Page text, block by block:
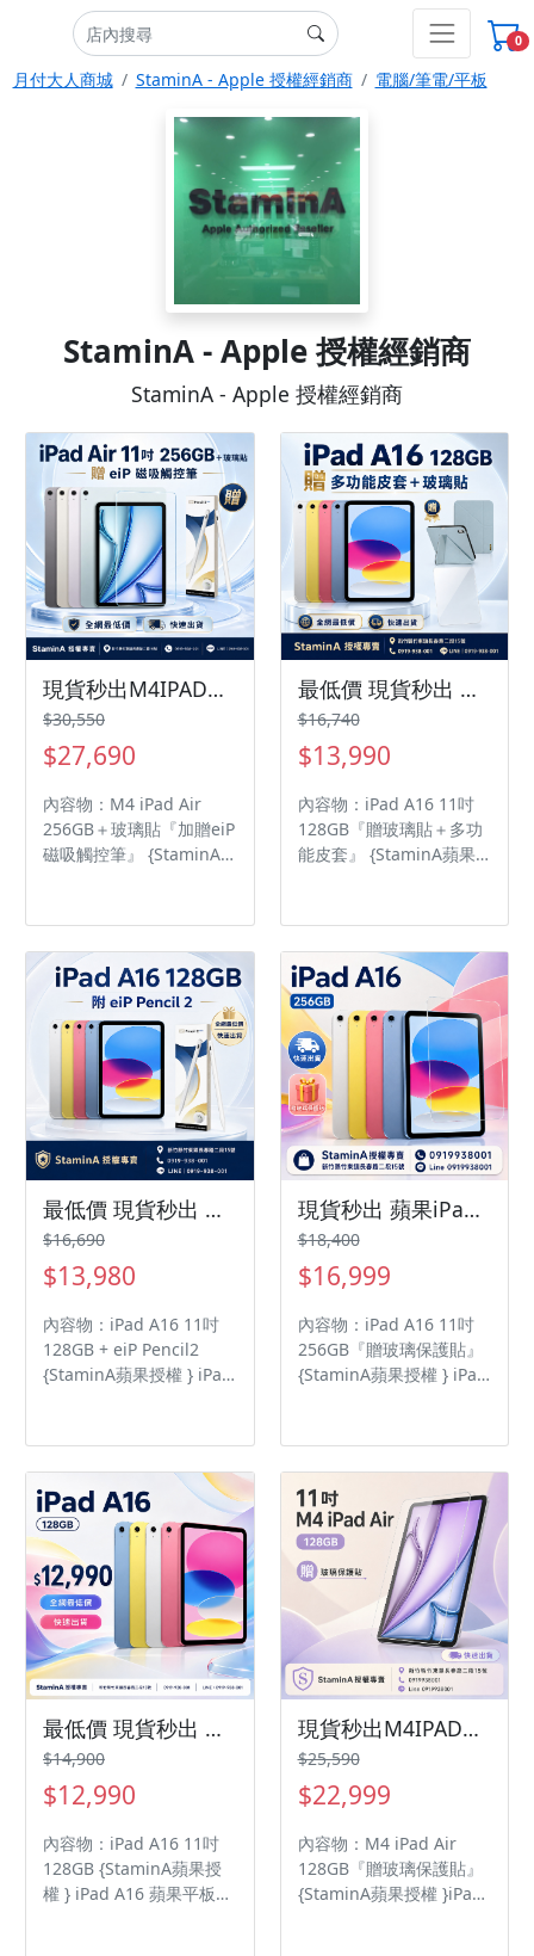
0
月付大人商城 StaminA - Apple 授權經銷商 電腦/筆電/平板
StaminA - Apple 授權經銷商
StaminA - Apple 授權經銷商
現貨秒出M4IPADAIR 11吋256GB＋玻璃貼『加贈eiP 磁吸觸控筆』ipadair/ IPADAIR/iPad Air
$30,550
$27,690
內容物：M4 iPad Air
256GB＋玻璃貼『加贈eiP
磁吸觸控筆』 {StaminA
障 ◎ 採用 iPadOS 26 作
業系統 ◎ 11 吋 2,360 x
1,640pixels 解析度
Liquid Retina 顯示器 ◎
內建 Apple M4 晶片（8
核心 CPU + 9 核心 GPU）
◎ 12GB RAM（120GB/s
記憶體頻寬） ◎ 前置
1,200 萬畫素鏡頭 ◎ 後置
1,200 萬畫素鏡頭 ◎
Touch ID 指紋辨識 ◎ Wi-
Fi 7、藍牙 6.0、Thread
網路技術、Apple N1 無
線網路晶片、iBeacon 微
型定位服務 ◎ 採用 USB
速度最高可達 10Gb/s)，
支援 DisplayPort ◎ 內建
28.93Wh 電池
最低價 現貨秒出 『贈玻璃貼＋多功能皮套』蘋果iPad11A16128G WiFi /ipad11/iPad11/ipadA16
$16,740
$13,990
內容物：iPad A16 11吋
128GB『贈玻璃貼＋多功
能皮套』 {StaminA蘋果
A16 晶片 11 吋 Liquid
Retina 顯示器 sRGB 色
彩、原彩顯示
最低價 現貨秒出 蘋果iPad11A16128G『附eiP Pencil2』 WiFi /ipad11/iPad11/ipadA16
$16,690
$13,980
內容物：iPad A16 11吋
128GB + eiP Pencil2
{StaminA蘋果授權 } iPad
吋 Liquid Retina 顯示器
sRGB 色彩、原彩顯示
現貨秒出 蘋果iPad11A16256G WiFi 『贈玻璃保護貼』/ipad11/iPad11/ipadA16
$18,400
$16,999
內容物：iPad A16 11吋
256GB『贈玻璃保護貼』
{StaminA蘋果授權 } iPad
吋 Liquid Retina 顯示器
sRGB 色彩、原彩顯示
最低價 現貨秒出 蘋果iPad11A16128G WiFi /ipad11/iPad11/ipadA16
$14,900
$12,990
內容物：iPad A16 11吋
128GB {StaminA蘋果授
權 } iPad A16 蘋果平板價
現貨秒出M4IPADAIR 11吋128GB『贈玻璃保護貼』ipadair/ IPADAIR/iPad Air
$25,590
$22,999
內容物：M4 iPad Air
128GB『贈玻璃保護貼』
{StaminA蘋果授權 }iPad